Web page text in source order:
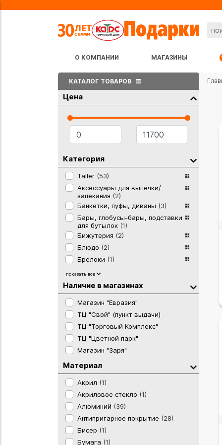
О КОМПАНИИ МАГАЗИНЫ
КАТАЛОГ ТОВАРОВ
Цена
Категория
Taller (53)
Аксессуары для выпечки/
запекания (2)
Банкетки, пуфы, диваны (3)
Бары, глобусы-бары, подставки
для бутылок (1)
Бижутерия (2)
Блюдо (2)
Брелоки (1)
Визитницы, кредитницы
Винные аксессуары
Все для ванной комнаты(2)
Головоломки, пазлы-3D,
конструкторы(9)
Дача и сад (3)
Емкости для продуктов
Емкости для специй
Интерьер(10)
Интерьерные детали
Испания(1)
Картины(15)
Кастрюли(35)
Китай (25)
показать все
Наличие в магазинах
Магазин "Евразия"
ТЦ "Свой" (пункт выдачи)
ТЦ "Торговый Комплекс"
ТЦ "Цветной парк"
Магазин "Заря"
Материал
Акрил (1)
Акриловое стекло (1)
Алюминий (39)
Антипригарное покрытие (28)
Бисер (1)
Бумага (1)